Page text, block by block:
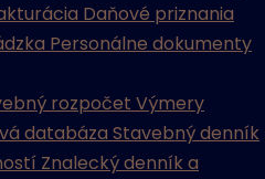
Daňové priznania
Personálne dokumenty
rozpočet Výmery
databáza Stavebný denník
Znalecký denník a